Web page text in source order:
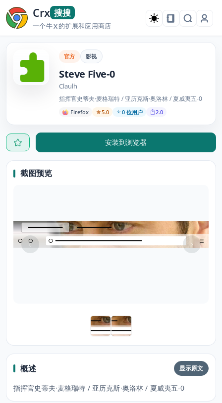
Crx 搜搜
一个牛X的扩展和应用商店
官方 影视
Steve Five-0
Claulh
指挥官史蒂夫·麦格瑞特 / 亚历克斯·奥洛林 / 夏威夷五-0
Firefox 5.0 0 位用户 2.0
安装到浏览器
截图预览
概述 显示原文
指挥官史蒂夫·麦格瑞特 / 亚历克斯·奥洛林 / 夏威夷五-0